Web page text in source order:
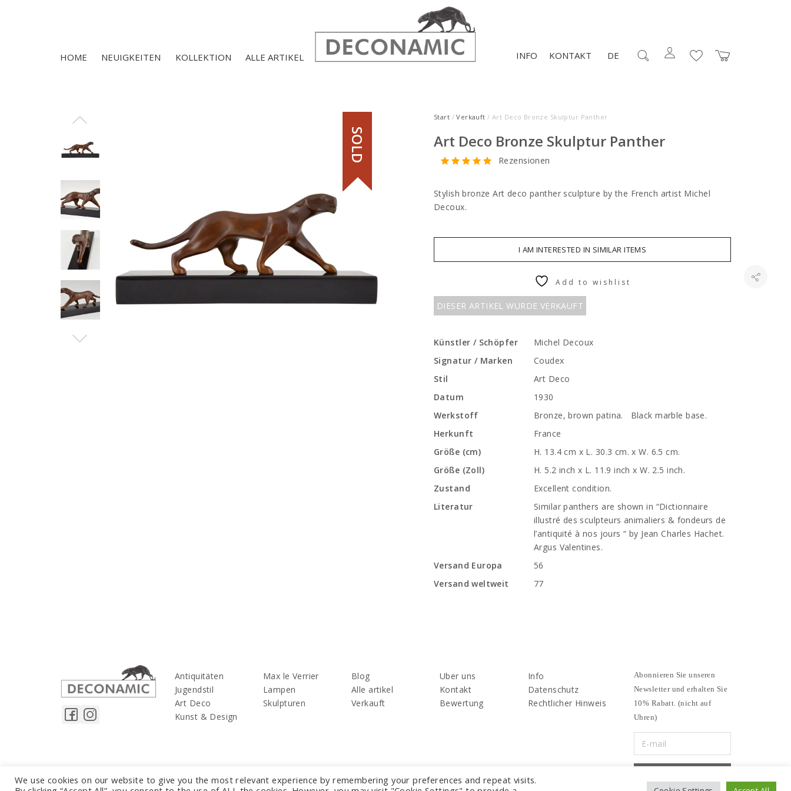
HOME NEUIGKEITEN KOLLEKTION ALLE ARTIKEL KONTAKT
INFO DE
SOLD
Start /Verkauft / Art Deco Bronze Skulptur Panther
Art Deco Bronze Skulptur Panther
Rezensionen
Stylish bronze Art deco panther sculpture by the French artist Michel
Decoux.
I AM INTERESTED IN SIMILAR ITEMS
DIESER ARTIKEL WURDE VERKAUFT
Add to wishlist
Künstler / Schöpfer
Michel Decoux
Signatur / Marken
Coudex
Stil
Art Deco
Datum
1930
Werkstoff
Bronze, brown patina. Black marble base.
Herkunft
France
Größe (cm)
H. 13.4 cm x L. 30.3 cm. x W. 6.5 cm.
Größe (Zoll)
H. 5.2 inch x L. 11.9 inch x W. 2.5 inch.
Zustand
Excellent condition.
Literatur
Similar panthers are shown in “Dictionnaire
illustré des sculpteurs animaliers & fondeurs de
l’antiquité à nos jours “ by Jean Charles Hachet.
Argus Valentines.
Versand Europa
56
Versand weltweit
77
Antiquitäten
Jugendstil
Art Deco
Kunst & Design
Max le Verrier
Lampen
Skulpturen
Blog
Alle artikel
Verkauft
Uber uns
Kontakt
Bewertung
Info
Datenschutz
Rechtlicher Hinweis
Abonnieren Sie unseren
Newsletter und erhalten Sie
10% Rabatt. (nicht auf
Uhren)
We use cookies on our website to give you the most relevant experience by remembering your preferences and repeat visits.